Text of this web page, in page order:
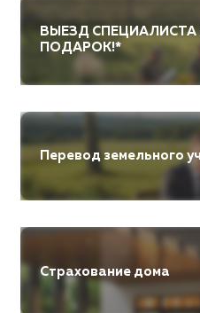
ВЫЕЗД
ПОДАРОК!*
Перевод земельного
Страхование дома